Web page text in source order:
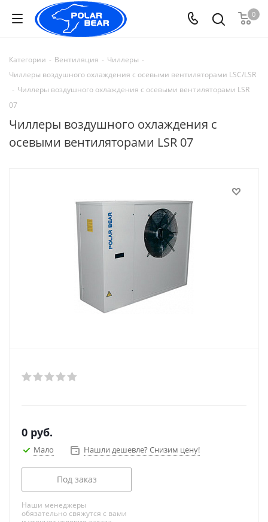
0
Категории - Вентиляция - Чиллеры -
Чиллеры воздушного охлаждения с осевыми вентиляторами LSC/LSR
- Чиллеры воздушного охлаждения с осевыми вентиляторами LSR
07
Чиллеры воздушного охлаждения с
осевыми вентиляторами LSR 07
0 руб.
Мало Нашли дешевле? Снизим цену!
Под заказ
Наши менеджеры
обязательно свяжутся с вами